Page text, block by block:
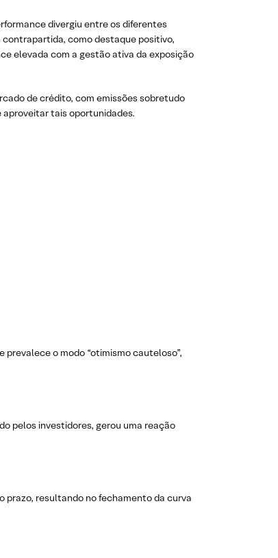
divergiu entre os diferentes
como destaque positivo,
elevada com a gestão ativa da exposição
de crédito, com emissões sobretudo
tais oportunidades.
prevalece o modo “otimismo cauteloso”,
pelos investidores, gerou uma reação
prazo, resultando no fechamento da curva